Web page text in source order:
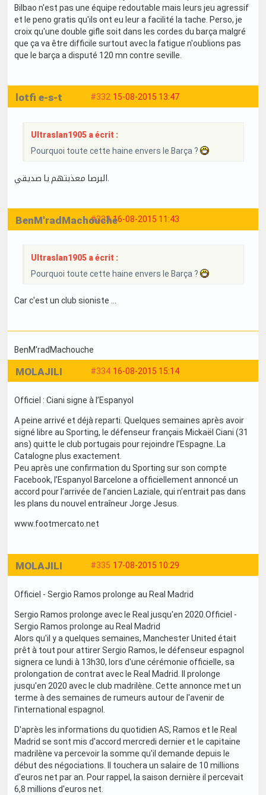
Bilbao n'est pas une équipe redoutable mais leurs jeu agressif
et le peno gratis qu'ils ont eu leur a facilité la tache. Perso, je
croix qu'une double gifle soit dans les cordes du barça malgré
que ça va être difficile surtout avec la fatigue n'oublions pas
que le barça a disputé 120 mn contre seville.
#332 15-08-2015 13:47
lotfi e-s-t
Ultraslan1905 a écrit :
Pourquoi toute cette haine envers le Barça ?
#333 16-08-2015 11:43
BenM'radMachouche
Ultraslan1905 a écrit :
Pourquoi toute cette haine envers le Barça ?
Car c'est un club sioniste ...
BenM'radMachouche
#334 16-08-2015 15:14
MOLAJILI
Officiel : Ciani signe à l’Espanyol
A peine arrivé et déjà reparti. Quelques semaines après avoir
signé libre au Sporting, le défenseur français Mickaël Ciani (31
ans) quitte le club portugais pour rejoindre l’Espagne. La
Catalogne plus exactement.
Peu après une confirmation du Sporting sur son compte
Facebook, l’Espanyol Barcelone a officiellement annoncé un
accord pour l’arrivée de l’ancien Laziale, qui n’entrait pas dans
les plans du nouvel entraîneur Jorge Jesus.
www.footmercato.net
#335 17-08-2015 10:29
MOLAJILI
Officiel - Sergio Ramos prolonge au Real Madrid
Sergio Ramos prolonge avec le Real jusqu'en 2020.Officiel -
Sergio Ramos prolonge au Real Madrid
Alors qu'il y a quelques semaines, Manchester United était
prêt à tout pour attirer Sergio Ramos, le défenseur espagnol
signera ce lundi à 13h30, lors d'une cérémonie officielle, sa
prolongation de contrat avec le Real Madrid. Il prolonge
jusqu'en 2020 avec le club madrilène. Cette annonce met un
terme à des semaines de rumeurs autour de l'avenir de
l'international espagnol.
D'après les informations du quotidien AS, Ramos et le Real
Madrid se sont mis d'accord mercredi dernier et le capitaine
madrilène va percevoir la somme qu'il demande depuis le
début des négociations. Il touchera un salaire de 10 millions
d'euros net par an. Pour rappel, la saison dernière il percevait
6,8 millions d'euros net.